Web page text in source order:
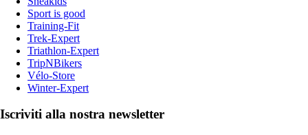
Sport is good
Training-Fit
Trek-Expert
Triathlon-Expert
TripNBikers
Vélo-Store
Winter-Expert
Iscriviti alla nostra newsletter